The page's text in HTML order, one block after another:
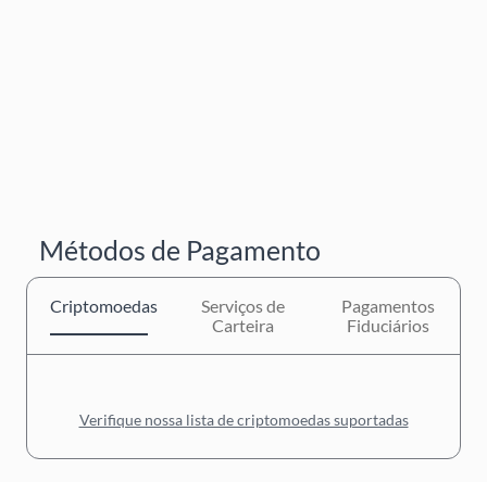
Métodos de Pagamento
Criptomoedas
Serviços de
Carteira
Pagamentos
Fiduciários
Verifique nossa lista de criptomoedas suportadas